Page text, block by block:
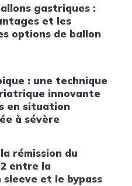
gastriques :
et les
options de ballon
: une technique
innovante
en situation
à sévère
rémission du
entre la
et le bypass